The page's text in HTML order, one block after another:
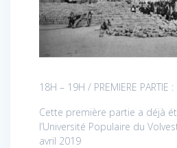
18H – 19H / PREMIERE PARTIE
Cette première partie a déjà
l’Université Populaire du
avril 2019